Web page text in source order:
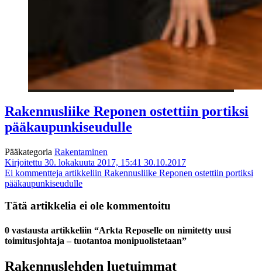
Rakennusliike Reponen ostettiin portiksi
pääkaupunkiseudulle
Pääkategoria Rakentaminen
Kirjoitettu 30. lokakuuta 2017, 15:41 30.10.2017
Ei kommentteja artikkeliin Rakennusliike Reponen ostettiin portiksi
pääkaupunkiseudulle
Tätä artikkelia ei ole kommentoitu
0 vastausta artikkeliin “Arkta Reposelle on nimitetty uusi
toimitusjohtaja – tuotantoa monipuolistetaan”
Rakennuslehden luetuimmat